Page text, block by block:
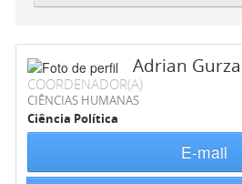
Adrian
COORDENADOR(A)
CIÊNCIAS HUMANAS
Ciência Política
E-mail